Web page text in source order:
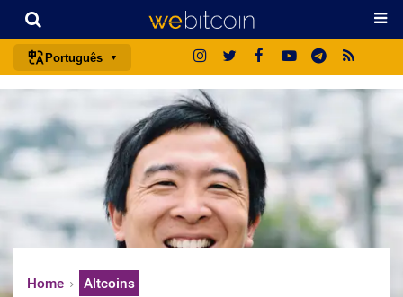
Português
english
español
français
deutsch
中文
Home Altcoins